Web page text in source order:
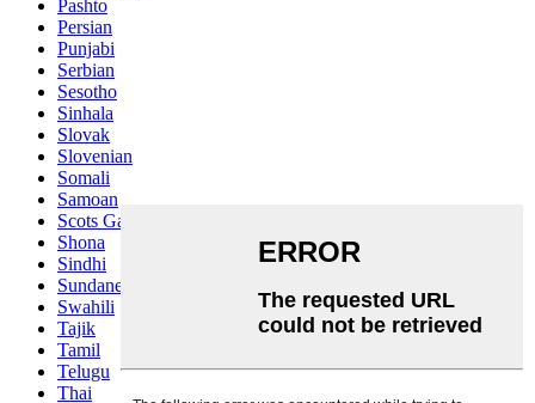
Pashto
Persian
Punjabi
Serbian
Sesotho
Sinhala
Slovak
Slovenian
Somali
Samoan
Scots Gaelic
Shona
Sindhi
Sundanese
Swahili
Tajik
Tamil
Telugu
Thai